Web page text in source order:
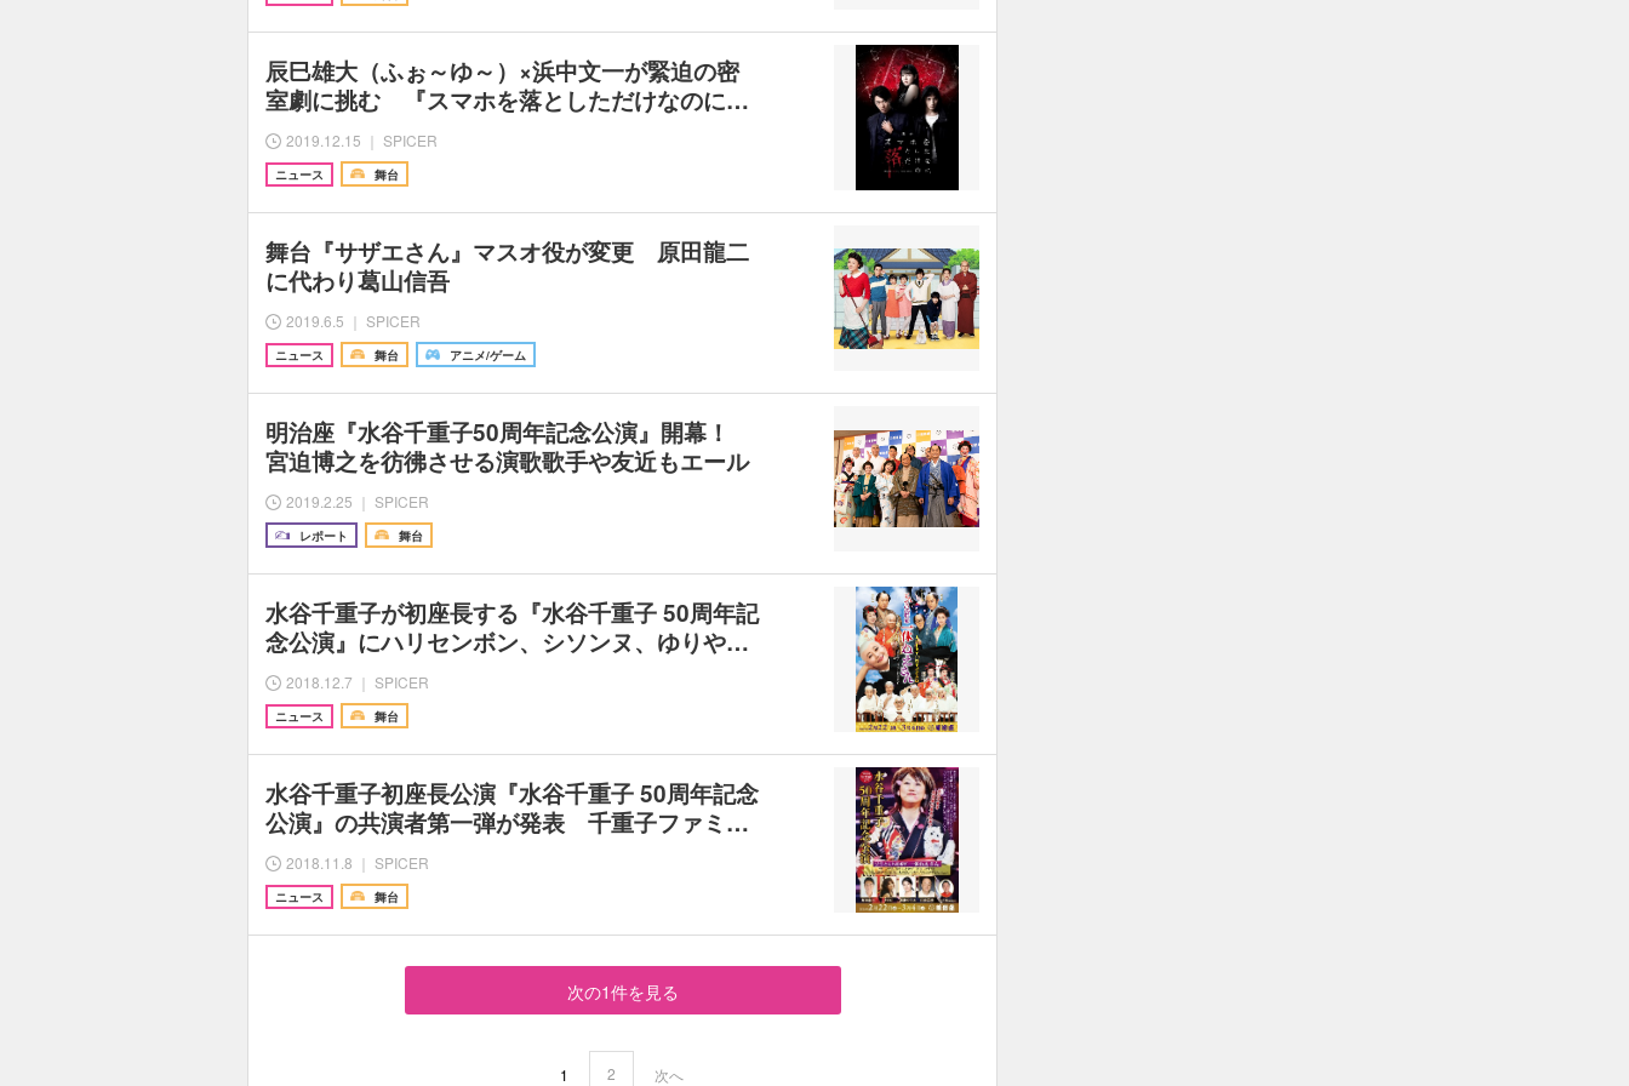
辰巳雄大（ふぉ～ゆ～）×浜中文一が緊迫の密
室劇に挑む 『スマホを落としただけなのに…
2019.12.15 ｜ SPICER
ニュース 舞台
舞台『サザエさん』マスオ役が変更 原田龍二
に代わり葛山信吾
2019.6.5 ｜ SPICER
ニュース 舞台 アニメ/ゲーム
明治座『水谷千重子50周年記念公演』開幕！
宮迫博之を彷彿させる演歌歌手や友近もエール
2019.2.25 ｜ SPICER
レポート 舞台
水谷千重子が初座長する『水谷千重子 50周年記
念公演』にハリセンボン、シソンヌ、ゆりや…
2018.12.7 ｜ SPICER
ニュース 舞台
水谷千重子初座長公演『水谷千重子 50周年記念
公演』の共演者第一弾が発表 千重子ファミ…
2018.11.8 ｜ SPICER
ニュース 舞台
次の1件を見る
1 2 次へ